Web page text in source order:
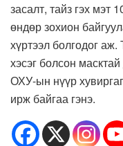
засалт, тайз гэх мэт
өндөр зохион
хүртээл болгодог аж.
хэсэг болсон
ОХУ-ын нүүр
ирж байгаа гэнэ.